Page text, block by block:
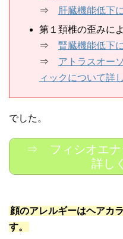
⇒
肝臓機能低下
第１頚椎の歪みに
⇒ 腎臓機能低下
⇒ アトラスオー
ィックについて詳
でした。
⇒ フィシオエナ
詳し
顔のアレルギーはヘアカ
す。